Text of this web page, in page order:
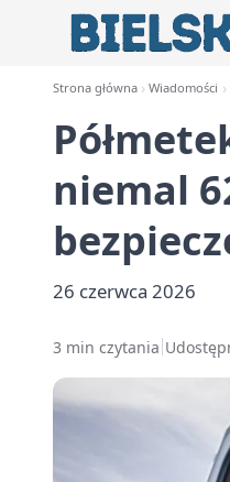
Strona główna Wiadomości
niemal
26 czerwca 2026
3 min czytania